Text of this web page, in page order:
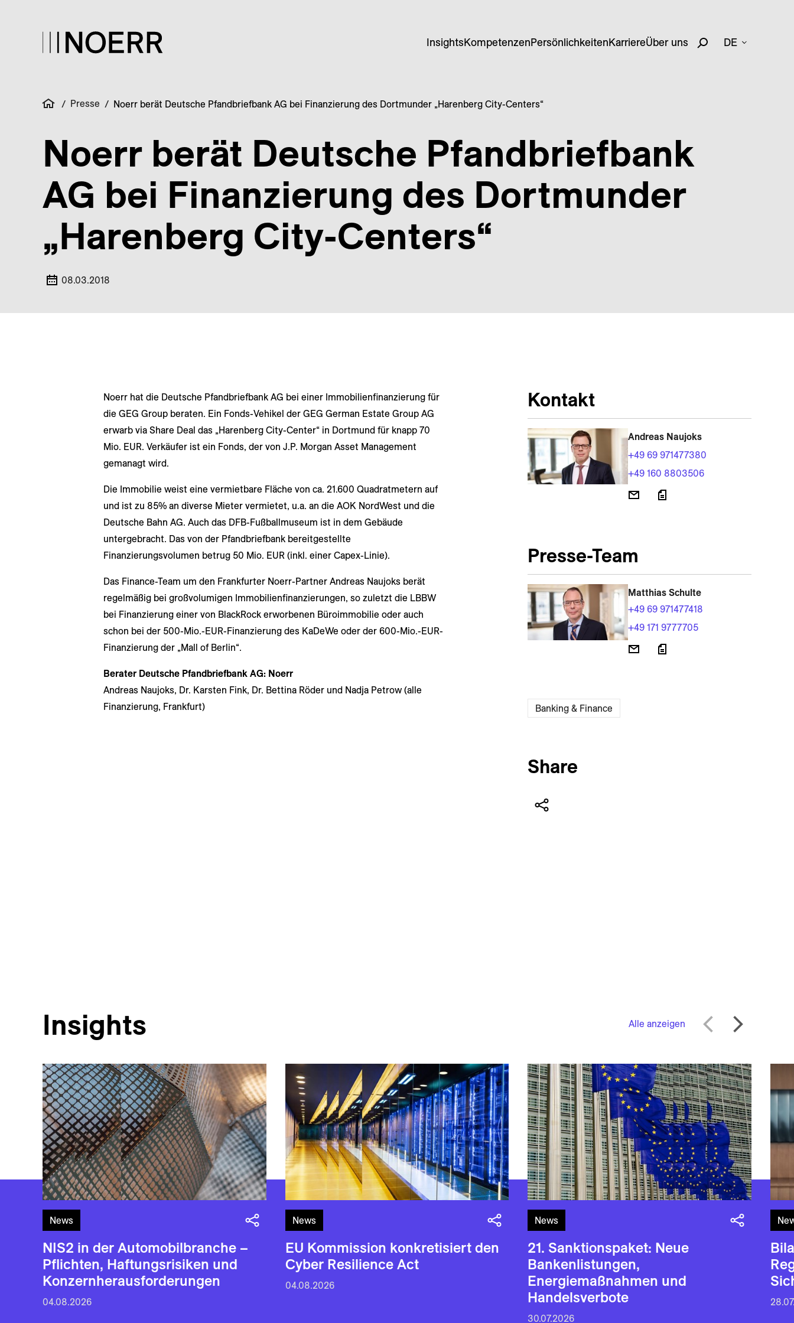
InsightsKompetenzenPersönlichkeitenKarriereÜber uns DE
/ Presse / Noerr berät Deutsche Pfandbriefbank AG bei Finanzierung des Dortmunder „Harenberg City-Centers“
Noerr berät Deutsche Pfandbriefbank
AG bei Finanzierung des Dortmunder
„Harenberg City-Centers“
08.03.2018
Noerr hat die Deutsche Pfandbriefbank AG bei einer Immobilienfinanzierung für
die GEG Group beraten. Ein Fonds-Vehikel der GEG German Estate Group AG
erwarb via Share Deal das „Harenberg City-Center“ in Dortmund für knapp 70
Mio. EUR. Verkäufer ist ein Fonds, der von J.P. Morgan Asset Management
gemanagt wird.
Die Immobilie weist eine vermietbare Fläche von ca. 21.600 Quadratmetern auf
und ist zu 85% an diverse Mieter vermietet, u.a. an die AOK NordWest und die
Deutsche Bahn AG. Auch das DFB-Fußballmuseum ist in dem Gebäude
untergebracht. Das von der Pfandbriefbank bereitgestellte
Finanzierungsvolumen betrug 50 Mio. EUR (inkl. einer Capex-Linie).
Das Finance-Team um den Frankfurter Noerr-Partner Andreas Naujoks berät
regelmäßig bei großvolumigen Immobilienfinanzierungen, so zuletzt die LBBW
bei Finanzierung einer von BlackRock erworbenen Büroimmobilie oder auch
schon bei der 500-Mio.-EUR-Finanzierung des KaDeWe oder der 600-Mio.-EUR-
Finanzierung der „Mall of Berlin“.
Berater Deutsche Pfandbriefbank AG: Noerr
Andreas Naujoks, Dr. Karsten Fink, Dr. Bettina Röder und Nadja Petrow (alle
Finanzierung, Frankfurt)
Kontakt
Andreas Naujoks
+49 69 971477380
+49 160 8803506
Presse-Team
Matthias Schulte
+49 69 971477418
+49 171 9777705
Banking & Finance
Share
Alle anzeigen
Insights
News
NIS2 in der Automobilbranche –
Pflichten, Haftungsrisiken und
Konzernherausforderungen
04.08.2026
News
EU Kommission konkretisiert den
Cyber Resilience Act
04.08.2026
News
21. Sanktionspaket: Neue
Bankenlistungen,
Energiemaßnahmen und
Handelsverbote
30.07.2026